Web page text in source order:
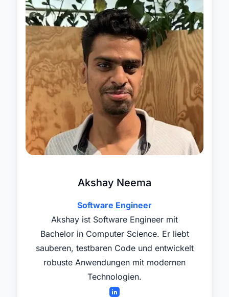
Akshay Neema
Software Engineer
Akshay ist Software Engineer mit
Bachelor in Computer Science. Er liebt
sauberen, testbaren Code und entwickelt
robuste Anwendungen mit modernen
Technologien.